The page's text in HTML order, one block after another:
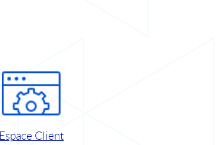
Espace Client